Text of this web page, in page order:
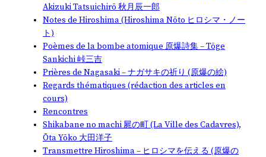
Akizuki Tatsuichirō 秋月辰一郎
Notes de Hiroshima (Hiroshima Nōto ヒロシマ・ノー
ト)
Poèmes de la bombe atomique 原爆詩集 – Tōge
Sankichi 峠三吉
Prières de Nagasaki – ナガサキの祈り (原爆の絵)
Regards thématiques (rédaction des articles en
cours)
Rencontres
Shikabane no machi 屍の町 (La Ville des Cadavres),
Ōta Yōko 大田洋子
Transmettre Hiroshima – ヒロシマを伝える (原爆の